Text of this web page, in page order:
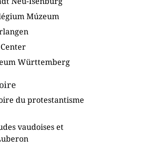
Múzeum
Württemberg
du protestantisme
vaudoises et